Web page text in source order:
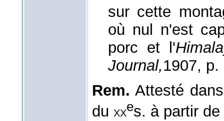
sur cette
où nul n'est
porc et l'
Journal,1907, p.
Rem. Attesté
du xxes. à partir de